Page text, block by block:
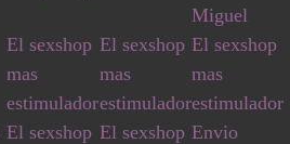
Miguel
El sexshop
mas
estimulador
El sexshop
mas
estimulador
El sexshop
mas
estimulador
El sexshop El sexshop Envio